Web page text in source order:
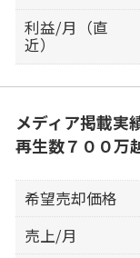
利益/月（直
近）
メディア掲載実
再生数７００万
希望売却価格
売上/月